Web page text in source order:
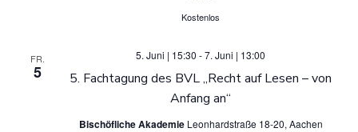
Kostenlos
FR.
5
5. Fachtagung des BVL „Recht auf Lesen – von
Anfang an“
5. Juni | 15:30 -7. Juni | 13:00
Bischöfliche Akademie Leonhardstraße 18-20, Aachen